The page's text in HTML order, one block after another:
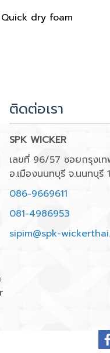
Quick dry foam
ติดต่อเรา
SPK WICKER
เลขที่ 96/57 ซอยกรุงเ
อ.เมืองนนทบุรี จ.นนทบุรี
086-9669611
081-4986953
sipim@spk-